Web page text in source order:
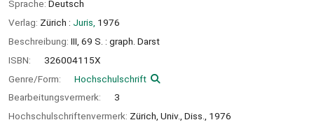
Sprache: Deutsch
Verlag: Zürich : Juris, 1976
Beschreibung: III, 69 S. : graph. Darst
ISBN:
326004115X
Genre/Form:
Hochschulschrift
Bearbeitungsvermerk:
3
Hochschulschriftenvermerk: Zürich, Univ., Diss., 1976